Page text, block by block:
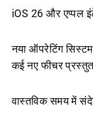
iOS 26 और एप्पल
नया ऑपरेटिंग
कई नए फीचर
वास्तविक समय में